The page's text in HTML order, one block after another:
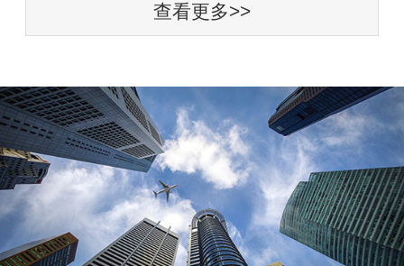
查看更多>>